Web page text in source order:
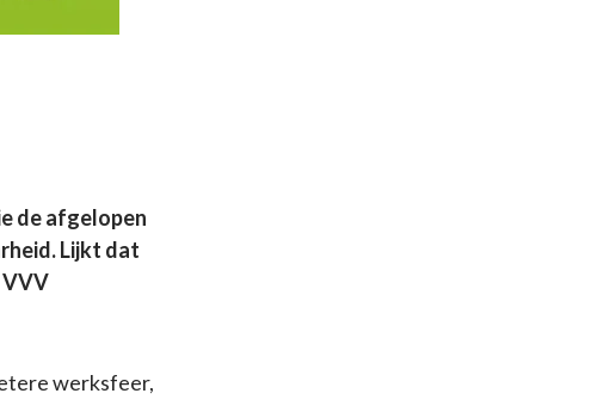
de afgelopen
Lijkt dat
VVV
werksfeer,